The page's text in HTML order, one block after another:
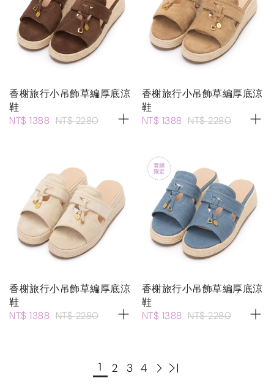
香榭旅行小吊飾草編厚底涼
鞋
NT$ 1388 NT$ 2280
香榭旅行小吊飾草編厚底涼
鞋
NT$ 1388 NT$ 2280
香榭旅行小吊飾草編厚底涼
鞋
NT$ 1388 NT$ 2280
香榭旅行小吊飾草編厚底涼
鞋
NT$ 1388 NT$ 2280
1 2 3 4